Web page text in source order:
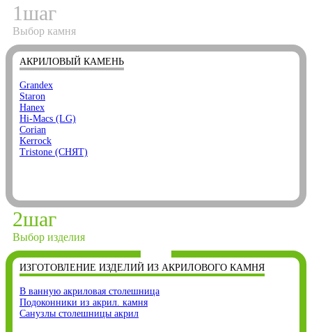
1шаг
Выбор камня
АКРИЛОВЫЙ КАМЕНЬ
Grandex
Staron
Hanex
Hi-Macs (LG)
Corian
Kerrock
Tristone (СНЯТ)
2шаг
Выбор изделия
ИЗГОТОВЛЕНИЕ ИЗДЕЛИЙ ИЗ АКРИЛОВОГО КАМНЯ
В ванную акриловая столешница
Подоконники из акрил. камня
Санузлы столешницы акрил